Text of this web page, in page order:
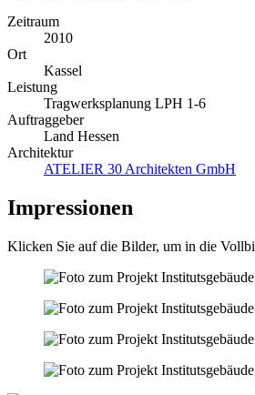
Zeitraum
2010
Ort
Kassel
Leistung
Tragwerksplanung LPH 1-6
Auftraggeber
Land Hessen
Architektur
ATELIER 30 Architekten GmbH
Impressionen
Klicken Sie auf die Bilder, um in die